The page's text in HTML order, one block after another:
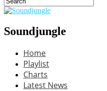
Soundjungle
Home
Playlist
Charts
Latest News